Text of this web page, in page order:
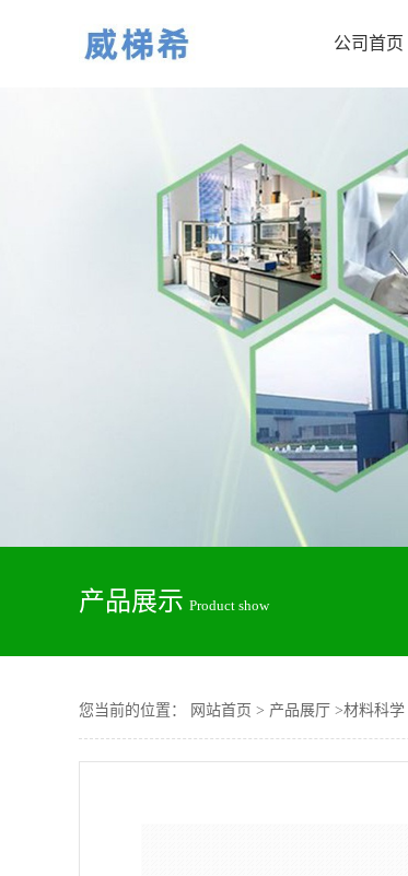
公司首页
产品展示 Product show
您当前的位置： 网站首页 > 产品展厅 >材料科学